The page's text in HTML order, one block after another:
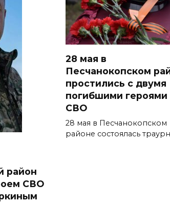
район
СВО
28 мая в
Песчанокопском
простились с двумя
погибшими героями
СВО
28 мая в Песчанокопском
районе состоялась